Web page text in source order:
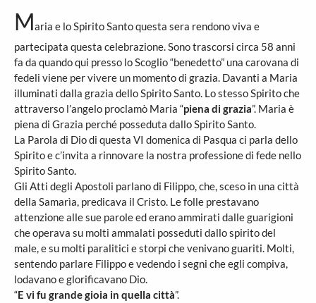
Maria e lo Spirito Santo questa sera rendono viva e
partecipata questa celebrazione. Sono trascorsi circa 58 anni
fa da quando qui presso lo Scoglio “benedetto” una carovana di
fedeli viene per vivere un momento di grazia. Davanti a Maria
illuminati dalla grazia dello Spirito Santo. Lo stesso Spirito che
attraverso l’angelo proclamò Maria “piena di grazia”. Maria è
piena di Grazia perché posseduta dallo Spirito Santo.
La Parola di Dio di questa VI domenica di Pasqua ci parla dello
Spirito e c’invita a rinnovare la nostra professione di fede nello
Spirito Santo.
Gli Atti degli Apostoli parlano di Filippo, che, sceso in una città
della Samarìa, predicava il Cristo. Le folle prestavano
attenzione alle sue parole ed erano ammirati dalle guarigioni
che operava su molti ammalati posseduti dallo spirito del
male, e su molti paralitici e storpi che venivano guariti. Molti,
sentendo parlare Filippo e vedendo i segni che egli compiva,
lodavano e glorificavano Dio.
“E vi fu grande gioia in quella città”.